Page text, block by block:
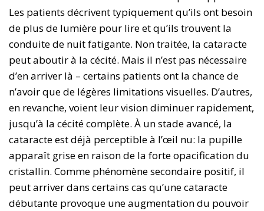
Les patients décrivent typiquement qu’ils ont besoin
de plus de lumière pour lire et qu’ils trouvent la
conduite de nuit fatigante. Non traitée, la cataracte
peut aboutir à la cécité. Mais il n’est pas nécessaire
d’en arriver là – certains patients ont la chance de
n’avoir que de légères limitations visuelles. D’autres,
en revanche, voient leur vision diminuer rapidement,
jusqu’à la cécité complète. À un stade avancé, la
cataracte est déjà perceptible à l’œil nu: la pupille
apparaît grise en raison de la forte opacification du
cristallin. Comme phénomène secondaire positif, il
peut arriver dans certains cas qu’une cataracte
débutante provoque une augmentation du pouvoir